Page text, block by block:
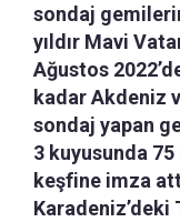
sondaj
yıldır Mavi
Ağustos
kadar Akdeniz
sondaj yapan
3 kuyusunda
keşfine imza